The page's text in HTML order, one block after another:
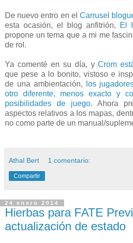
De nuevo entro en el Carrusel
esta ocasión, el blog anfitrión,
El
propone un tema que a mi me
de rol.
Ya comenté en su día, yCrom
que pese a lo bonito, vistoso e
de una ambientación,
los
otro diferente, menos exacto y
posibilidades de juego. Ahora
aspectos relativos a los mapas,
no como parte de un manual/
Athal Bert 1 comentario:
Compartir
24 enero 2014
Hierbas para FATE
actualización de estado